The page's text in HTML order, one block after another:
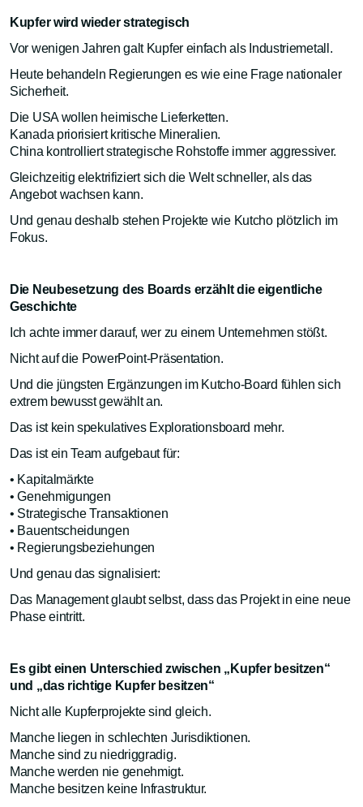
Kupfer wird wieder strategisch
Vor wenigen Jahren galt Kupfer einfach als Industriemetall.
Heute behandeln Regierungen es wie eine Frage nationaler
Sicherheit.
Die USA wollen heimische Lieferketten.
Kanada priorisiert kritische Mineralien.
China kontrolliert strategische Rohstoffe immer aggressiver.
Gleichzeitig elektrifiziert sich die Welt schneller, als das
Angebot wachsen kann.
Und genau deshalb stehen Projekte wie Kutcho plötzlich im
Fokus.
Die Neubesetzung des Boards erzählt die eigentliche
Geschichte
Ich achte immer darauf, wer zu einem Unternehmen stößt.
Nicht auf die PowerPoint-Präsentation.
Und die jüngsten Ergänzungen im Kutcho-Board fühlen sich
extrem bewusst gewählt an.
Das ist kein spekulatives Explorationsboard mehr.
Das ist ein Team aufgebaut für:
• Kapitalmärkte
• Genehmigungen
• Strategische Transaktionen
• Bauentscheidungen
• Regierungsbeziehungen
Und genau das signalisiert:
Das Management glaubt selbst, dass das Projekt in eine neue
Phase eintritt.
Es gibt einen Unterschied zwischen „Kupfer besitzen“
und „das richtige Kupfer besitzen“
Nicht alle Kupferprojekte sind gleich.
Manche liegen in schlechten Jurisdiktionen.
Manche sind zu niedriggradig.
Manche werden nie genehmigt.
Manche besitzen keine Infrastruktur.